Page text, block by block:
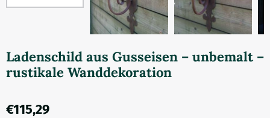
Ladenschild aus Gusseisen – unbemalt –
rustikale Wanddekoration
€115,29